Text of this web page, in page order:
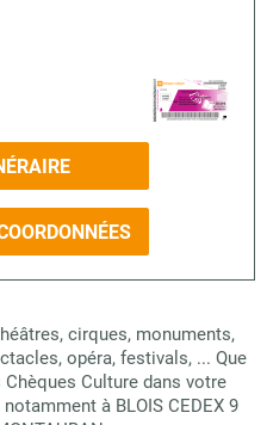
cirques, monuments,
opéra, festivals, ... Que
Culture dans votre
à BLOIS CEDEX 9